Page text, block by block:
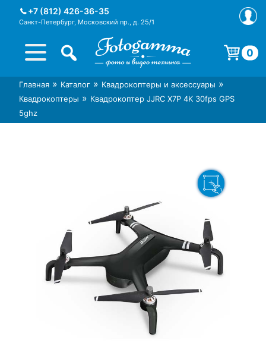
+7 (812) 426-36-35
Санкт-Петербург, Московский пр., д. 25/1
Интернет-магазин фототехники
Foto-Gamma в СПб
Магазин фотоаксессуаров foto-
gamma.ru
0
Корзина пуста.
Главная » Каталог » Квадрокоптеры и аксессуары »
Квадрокоптеры » Квадрокоптер JJRC X7P 4K 30fps GPS
5ghz